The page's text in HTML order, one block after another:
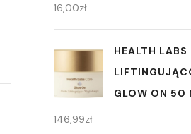
16,00zł
HEALTH
GLOW ON 50
146,99zł